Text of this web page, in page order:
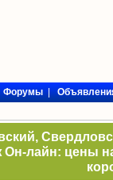
Форумы|
лайн: цены